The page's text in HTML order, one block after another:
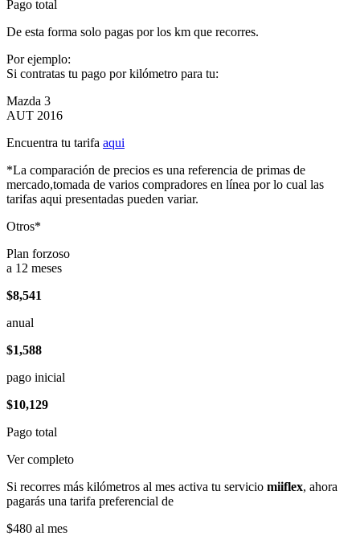
Pago total
De esta forma solo pagas por los km que recorres.
Por ejemplo:
Si contratas tu pago por kilómetro para tu:
Mazda 3
AUT 2016
Encuentra tu tarifa aqui
*La comparación de precios es una referencia de primas de
mercado,tomada de varios compradores en línea por lo cual las
tarifas aqui presentadas pueden variar.
Otros*
Plan forzoso
a 12 meses
$8,541
anual
$1,588
pago inicial
$10,129
Pago total
Ver completo
Si recorres más kilómetros al mes activa tu servicio miiflex, ahora
pagarás una tarifa preferencial de
$480 al mes